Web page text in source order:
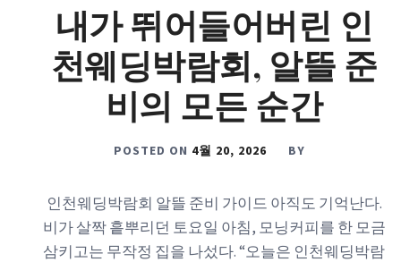
내가 뛰어들어버린 인
천웨딩박람회, 알뜰 준
비의 모든 순간
POSTED ON 4월 20, 2026 BY
인천웨딩박람회 알뜰 준비 가이드 아직도 기억난다.
비가 살짝 흩뿌리던 토요일 아침, 모닝커피를 한 모금
삼키고는 무작정 집을 나섰다. “오늘은 인천웨딩박람